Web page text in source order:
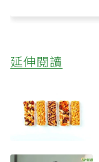
延伸閱讀